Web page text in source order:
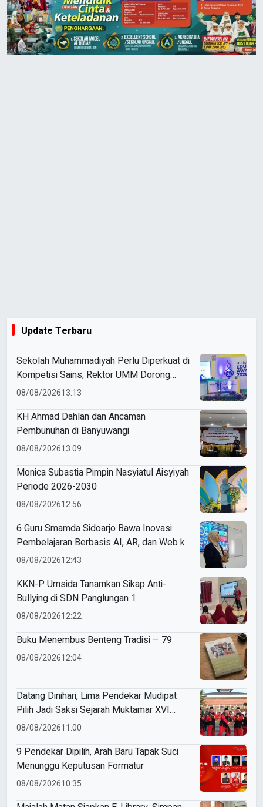
Update Terbaru
Sekolah Muhammadiyah Perlu Diperkuat di
Kompetisi Sains, Rektor UMM Dorong
Coaching Clinic
08/08/202613:13
KH Ahmad Dahlan dan Ancaman
Pembunuhan di Banyuwangi
08/08/202613:09
Monica Subastia Pimpin Nasyiatul Aisyiyah
Periode 2026-2030
08/08/202612:56
6 Guru Smamda Sidoarjo Bawa Inovasi
Pembelajaran Berbasis AI, AR, dan Web ke
ME Award 2026
08/08/202612:43
KKN-P Umsida Tanamkan Sikap Anti-
Bullying di SDN Panglungan 1
08/08/202612:22
Buku Menembus Benteng Tradisi – 79
08/08/202612:04
Datang Dinihari, Lima Pendekar Mudipat
Pilih Jadi Saksi Sejarah Muktamar XVI
Tapak Suci
08/08/202611:00
9 Pendekar Dipilih, Arah Baru Tapak Suci
Menunggu Keputusan Formatur
08/08/202610:35